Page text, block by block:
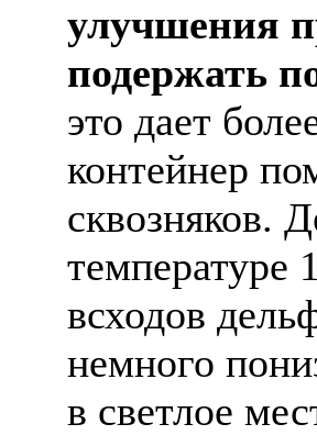
улучшения
подержать
это дает
контейнер
сквозняков.
температуре
всходов
немного
в светлое